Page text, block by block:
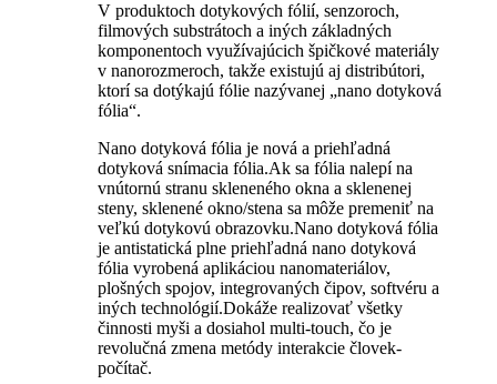
V produktoch dotykových fólií, senzoroch,
filmových substrátoch a iných základných
komponentoch využívajúcich špičkové materiály
v nanorozmeroch, takže existujú aj distribútori,
ktorí sa dotýkajú fólie nazývanej „nano dotyková
fólia“.
Nano dotyková fólia je nová a priehľadná
dotyková snímacia fólia.Ak sa fólia nalepí na
vnútornú stranu skleneného okna a sklenenej
steny, sklenené okno/stena sa môže premeniť na
veľkú dotykovú obrazovku.Nano dotyková fólia
je antistatická plne priehľadná nano dotyková
fólia vyrobená aplikáciou nanomateriálov,
plošných spojov, integrovaných čipov, softvéru a
iných technológií.Dokáže realizovať všetky
činnosti myši a dosiahol multi-touch, čo je
revolučná zmena metódy interakcie človek-
počítač.